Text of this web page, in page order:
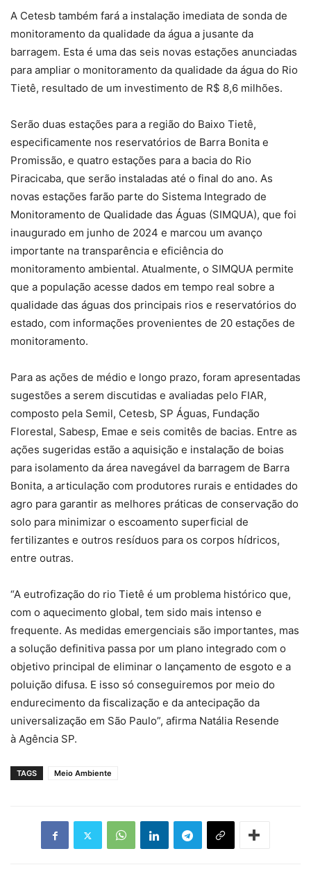
A Cetesb também fará a instalação imediata de sonda de
monitoramento da qualidade da água a jusante da
barragem. Esta é uma das seis novas estações anunciadas
para ampliar o monitoramento da qualidade da água do Rio
Tietê, resultado de um investimento de R$ 8,6 milhões.
Serão duas estações para a região do Baixo Tietê,
especificamente nos reservatórios de Barra Bonita e
Promissão, e quatro estações para a bacia do Rio
Piracicaba, que serão instaladas até o final do ano. As
novas estações farão parte do Sistema Integrado de
Monitoramento de Qualidade das Águas (SIMQUA), que foi
inaugurado em junho de 2024 e marcou um avanço
importante na transparência e eficiência do
monitoramento ambiental. Atualmente, o SIMQUA permite
que a população acesse dados em tempo real sobre a
qualidade das águas dos principais rios e reservatórios do
estado, com informações provenientes de 20 estações de
monitoramento.
Para as ações de médio e longo prazo, foram apresentadas
sugestões a serem discutidas e avaliadas pelo FIAR,
composto pela Semil, Cetesb, SP Águas, Fundação
Florestal, Sabesp, Emae e seis comitês de bacias. Entre as
ações sugeridas estão a aquisição e instalação de boias
para isolamento da área navegável da barragem de Barra
Bonita, a articulação com produtores rurais e entidades do
agro para garantir as melhores práticas de conservação do
solo para minimizar o escoamento superficial de
fertilizantes e outros resíduos para os corpos hídricos,
entre outras.
“A eutrofização do rio Tietê é um problema histórico que,
com o aquecimento global, tem sido mais intenso e
frequente. As medidas emergenciais são importantes, mas
a solução definitiva passa por um plano integrado com o
objetivo principal de eliminar o lançamento de esgoto e a
poluição difusa. E isso só conseguiremos por meio do
endurecimento da fiscalização e da antecipação da
universalização em São Paulo”, afirma Natália Resende
à Agência SP.
TAGS Meio Ambiente